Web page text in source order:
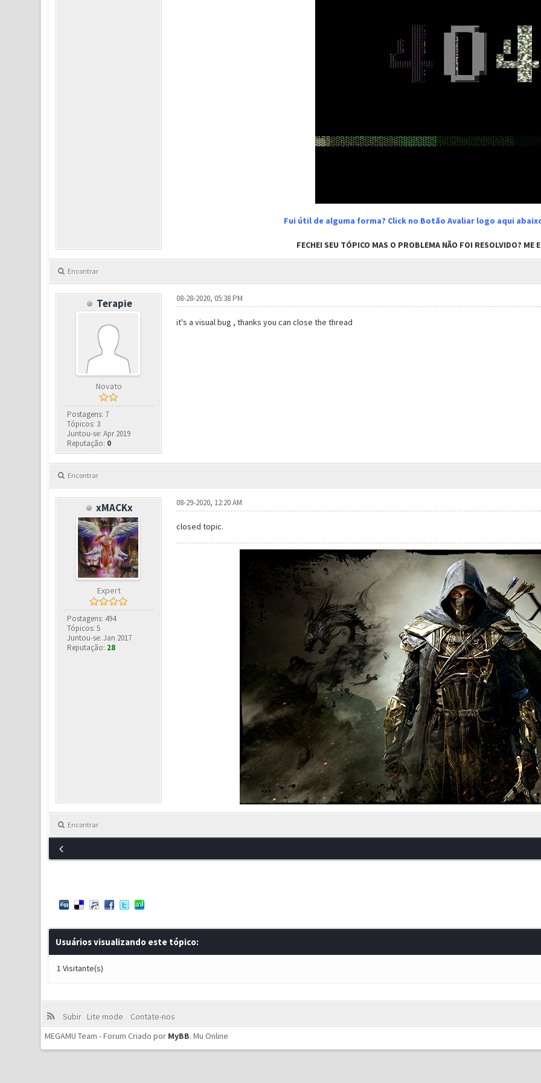
Fui útil de alguma forma? Click no Botão Avaliar logo aqui
FECHEI SEU TÓPICO MAS O PROBLEMA NÃO FOI RESOLVIDO? ME
Encontrar
Terapie
Novato
Postagens: 7
Tópicos: 3
Juntou-se: Apr 2019
Reputação: 0
08-28-2020, 05:38 PM
it's a visual bug , thanks you can close the thread
Encontrar
xMACKx
Expert
Postagens: 494
Tópicos: 5
Juntou-se: Jan 2017
Reputação: 28
08-29-2020, 12:20 AM
closed topic.
Encontrar
Usuários visualizando este tópico:
1 Visitante(s)
Subir Lite mode
Contate-nos
MEGAMU Team - Forum Criado por MyBB.Mu Online